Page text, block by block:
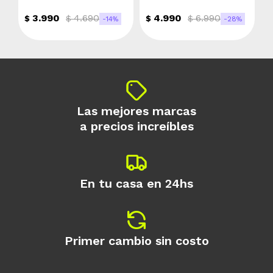
$ 3.990 $ 4.690 14 $ 4.990 $ 6.990 28
Las mejores marcas
a precios increíbles
En tu casa en 24hs
Primer cambio sin costo